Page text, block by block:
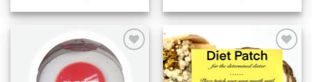
Tilføj til
ønskeliste
Tilføj til
ønskeliste